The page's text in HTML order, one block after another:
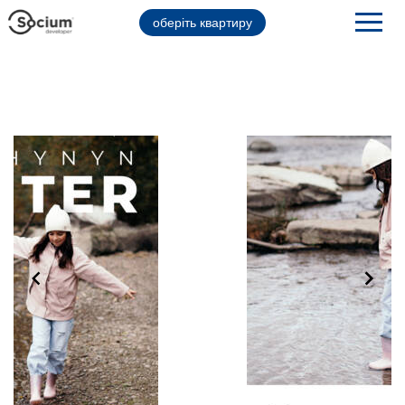
оберіть квартиру